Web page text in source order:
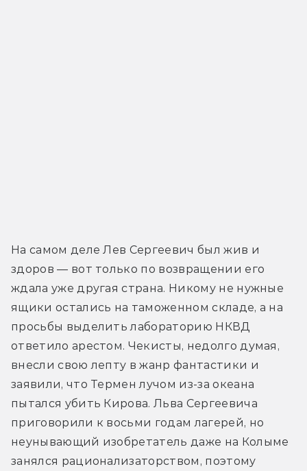
На самом деле Лев Сергеевич был жив и
здоров — вот только по возвращении его
ждала уже другая страна. Никому не нужные
ящики остались на таможенном складе, а на
просьбы выделить лабораторию НКВД
ответило арестом. Чекисты, недолго думая,
внесли свою лепту в жанр фантастики и
заявили, что Термен лучом из-за океана
пытался убить Кирова. Льва Сергеевича
приговорили к восьми годам лагерей, но
неунывающий изобретатель даже на Колыме
занялся рационализаторством, поэтому